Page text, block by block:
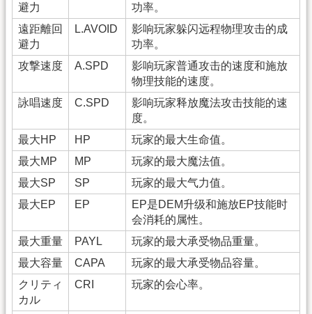
避力
功率。
遠距離回
避力
L.AVOID
影响玩家躲闪远程物理攻击的成
功率。
攻撃速度
A.SPD
影响玩家普通攻击的速度和施放
物理技能的速度。
詠唱速度
C.SPD
影响玩家释放魔法攻击技能的速
度。
最大HP
HP
玩家的最大生命值。
最大MP
MP
玩家的最大魔法值。
最大SP
SP
玩家的最大气力值。
最大EP
EP
EP是DEM升级和施放EP技能时
会消耗的属性。
最大重量
PAYL
玩家的最大承受物品重量。
最大容量
CAPA
玩家的最大承受物品容量。
クリティ
カル
CRI 玩家的会心率。